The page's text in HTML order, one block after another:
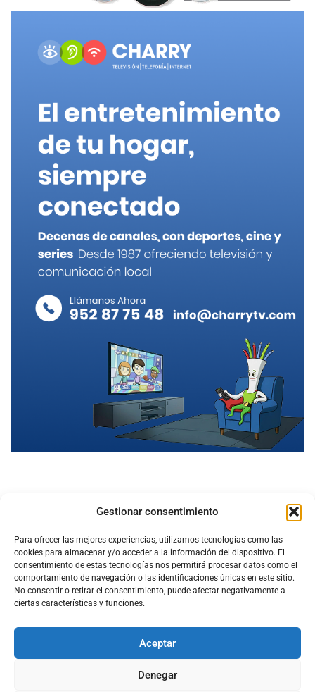
Gestionar consentimiento
Para ofrecer las mejores experiencias, utilizamos tecnologías como las
cookies para almacenar y/o acceder a la información del dispositivo. El
consentimiento de estas tecnologías nos permitirá procesar datos como el
comportamiento de navegación o las identificaciones únicas en este sitio.
No consentir o retirar el consentimiento, puede afectar negativamente a
ciertas características y funciones.
Aceptar
Denegar